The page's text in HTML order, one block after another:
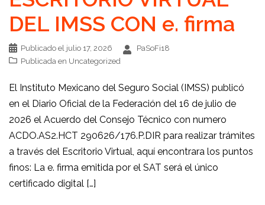
DEL IMSS CON e. firma
Publicado el julio 17, 2026
PaSoFi18
Publicada en Uncategorized
El Instituto Mexicano del Seguro Social (IMSS) publicó
en el Diario Oficial de la Federación del 16 de julio de
2026 el Acuerdo del Consejo Técnico con numero
ACDO.AS2.HCT 290626/176.P.DIR para realizar trámites
a través del Escritorio Virtual, aquí encontrara los puntos
finos: La e. firma emitida por el SAT será el único
certificado digital […]